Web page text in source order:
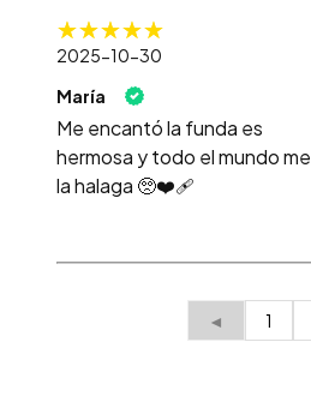
2025-10-30
María
Me encantó la funda es
hermosa y todo el mundo me
la halaga 🥺❤️‍🩹
◄ 1